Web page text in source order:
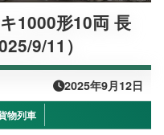
1000形10両 長
9/11）
2025年9月12日
物列車